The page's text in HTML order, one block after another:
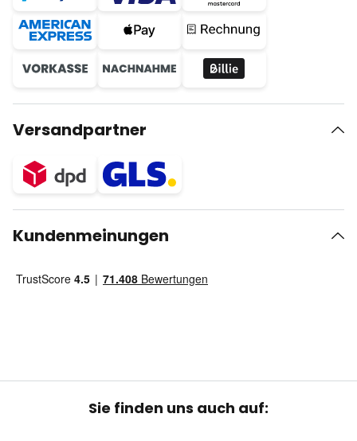
Versandpartner
Kundenmeinungen
Sie finden uns auch auf: